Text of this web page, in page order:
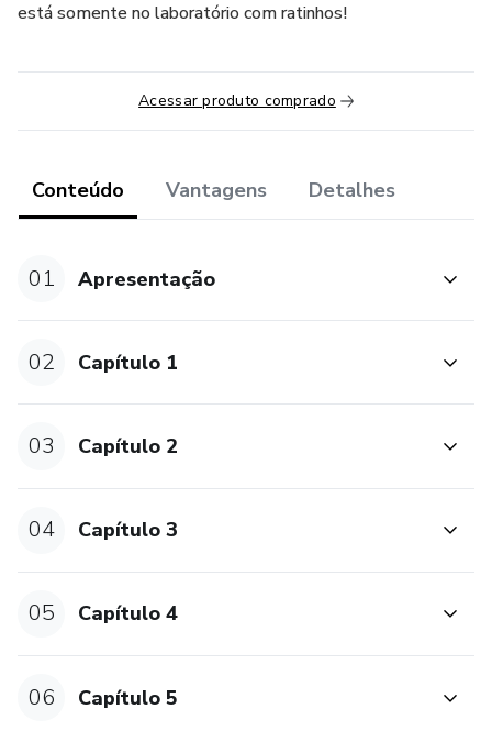
está somente no laboratório com ratinhos!
Acessar produto comprado
Conteúdo Vantagens Detalhes
01 Apresentação
02 Capítulo 1
03 Capítulo 2
04 Capítulo 3
05 Capítulo 4
06 Capítulo 5